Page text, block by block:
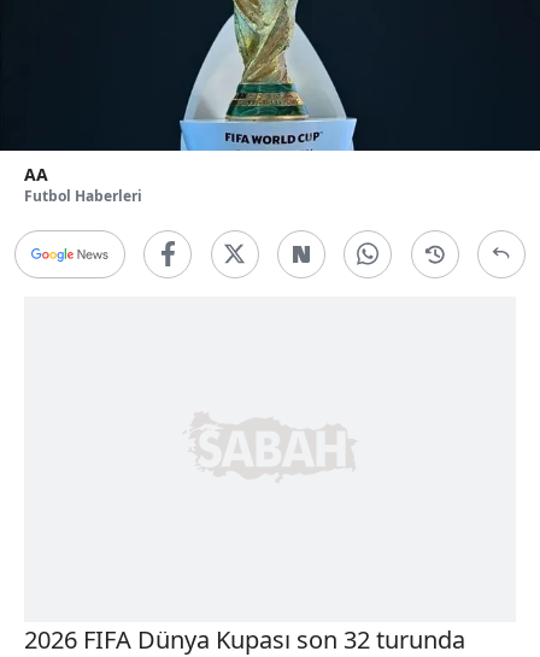
AA
Futbol Haberleri
2026 FIFA Dünya Kupası son 32 turunda